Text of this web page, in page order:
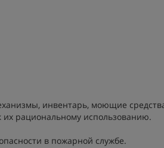
инвентарь, моющие
их рациональному использованию.
в пожарной службе.